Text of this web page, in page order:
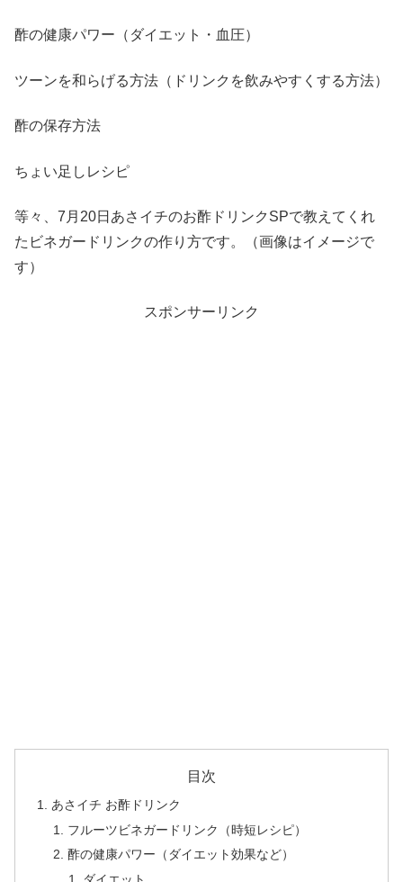
酢の健康パワー（ダイエット・血圧）
ツーンを和らげる方法（ドリンクを飲みやすくする方法）
酢の保存方法
ちょい足しレシピ
等々、7月20日あさイチのお酢ドリンクSPで教えてくれ
たビネガードリンクの作り方です。（画像はイメージで
す）
スポンサーリンク
目次
あさイチ お酢ドリンク
フルーツビネガードリンク（時短レシピ）
酢の健康パワー（ダイエット効果など）